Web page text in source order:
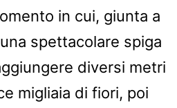
in cui, giunta a
spettacolare spiga
diversi metri
migliaia di fiori, poi